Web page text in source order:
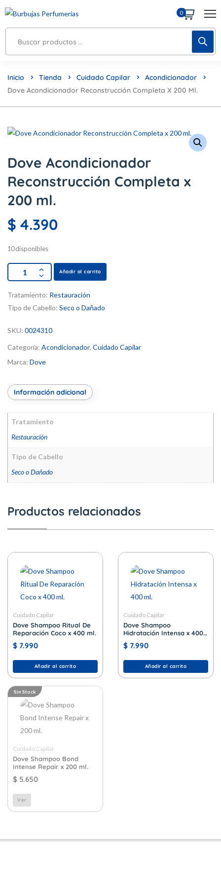
0
Inicio Tienda Cuidado Capilar
Acondicionador
Dove Acondicionador Reconstrucción Completa X 200 Ml.
Dove Acondicionador
Reconstrucción Completa x
200 ml.
$ 4.390
10 disponibles
Añadir al carrito
Tratamiento: Restauración
Tipo de Cabello: Seco o Dañado
SKU: 0024310
Categoría: Acondicionador, Cuidado Capilar
Marca: Dove
Información adicional
Tratamiento
Restauración
Tipo de Cabello
Seco o Dañado
Productos relacionados
Cuidado Capilar
Dove Shampoo Ritual De
Reparación Coco x 400 ml.
$ 7.990
Añadir al carrito
Cuidado Capilar
Dove Shampoo
Hidratación Intensa x 400
ml.
$ 7.990
Añadir al carrito
Sin Stock
Cuidado Capilar
Dove Shampoo Bond
Intense Repair x 200 ml.
$ 5.650
Ver